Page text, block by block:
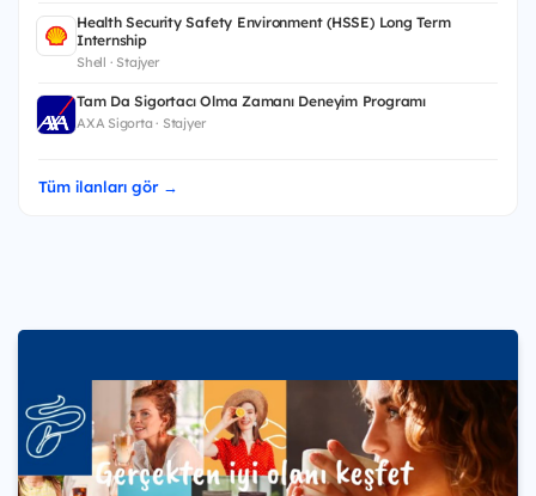
Health Security Safety Environment (HSSE) Long Term
Internship
Shell · Stajyer
Tam Da Sigortacı Olma Zamanı Deneyim Programı
AXA Sigorta · Stajyer
Tüm ilanları gör →